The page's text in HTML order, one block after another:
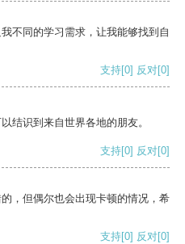
不同的学习需求，让我能够找到自
支持[0] 反对[0]
结识到来自世界各地的朋友。
支持[0] 反对[0]
，但偶尔也会出现卡顿的情况，希
支持[0] 反对[0]